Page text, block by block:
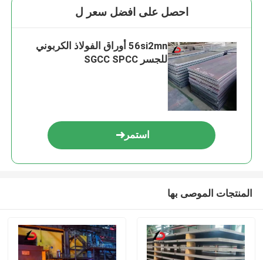
احصل على افضل سعر ل
56si2mn أوراق الفولاذ الكربوني
للجسر SGCC SPCC
استمر
المنتجات الموصى بها